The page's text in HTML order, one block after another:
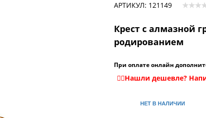
АРТИКУЛ: 121149
Крест с алмазной
родированием
При оплате онлайн
НЕТ В НАЛИЧИИ